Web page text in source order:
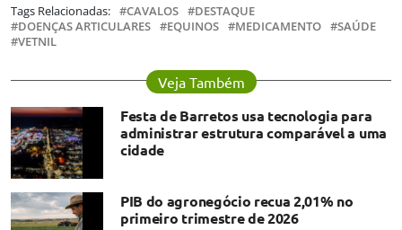
Tags Relacionadas: CAVALOS
DESTAQUE
DOENÇAS ARTICULARES
EQUINOS MEDICAMENTO
SAÚDE
VETNIL
Veja Também
Festa de Barretos usa tecnologia para
administrar estrutura comparável a uma
cidade
PIB do agronegócio recua 2,01% no
primeiro trimestre de 2026